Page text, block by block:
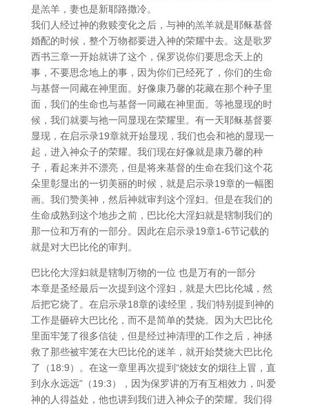
是羔羊，妻也是新耶路撒冷。
我们人经过神的救赎变化之后，与神的羔羊就是耶稣基督
婚配的时候，整个万物都要进入神的荣耀中去。这是歌罗
西书三章一开始就讲了这个，保罗说你们要思念天上的
事，不要思念地上的事，因为你们已经死了，你们的生命
与基督一同藏在神里面。好像康乃馨的花藏在那个种子里
面，我们的生命也与基督一同藏在神里面。等祂显现的时
候，我们就要与祂一同显现在荣耀里。有一天耶稣基督要
显现，在启示录19章就开始显现，我们也会和祂的显现一
起，进入神众子的荣耀。我们现在好像就是康乃馨的种
子，看起来并不漂亮，但是将来基督的生命在我们这个花
朵里彰显出的一切美丽的时候，就是启示录19章的一幅图
画。我们赞美神，然后神就审判这个淫妇。但是在我们的
生命成熟到这个地步之前，巴比伦大淫妇就是辖制我们的
那一位和万有的一部分。因此在启示录19章1-6节记载的
就是对大巴比伦的审判。
巴比伦大淫妇就是辖制万物的一位 也是万有的一部分
本章是圣经最后一次提到这个淫妇，就是大巴比伦城，然
后把它烧了。在启示录18章的读经里，我们特别提到神的
工作是砸碎大巴比伦，而不是简单的焚烧。因为大巴比伦
里面牢笼了很多信徒，但是经过神清理的工作之后，神拯
救了那些被牢笼在大巴比伦的迷羊，就开始焚烧大巴比伦
了（18:9）。在这一章里再次提到“烧妓女的烟往上冒，直
到永永远远”（19:3），因为保罗讲的万有互相效力，叫爱
神的人得益处，他也讲到我们进入神众子的荣耀。我们得